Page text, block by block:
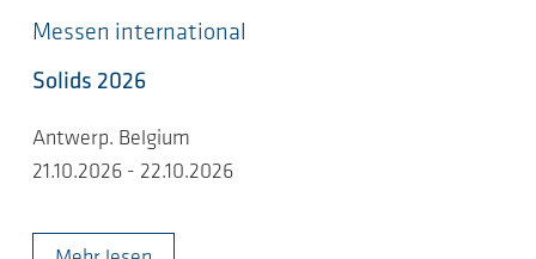
Messen international
Solids 2026
Antwerp. Belgium
21.10.2026 - 22.10.2026